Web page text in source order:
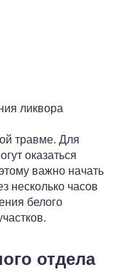
ликвора
травме. Для
оказаться
важно начать
несколько часов
белого
отдела